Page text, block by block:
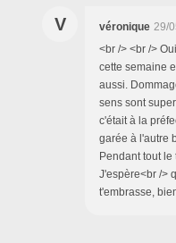
V véronique 29/
<br /> <br />
cette semaine
aussi.
sens sont
c'était à la
garée à l'autre
Pendant tout
J'espère<br />
t'embrasse,